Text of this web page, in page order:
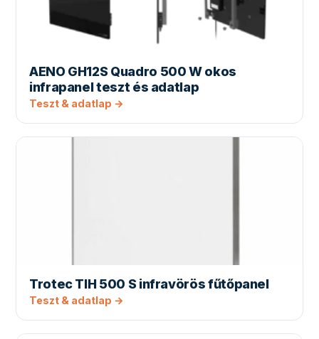
AENO GH12S Quadro 500 W okos
infrapanel teszt és adatlap
Teszt & adatlap →
Trotec TIH 500 S infravörös fűtőpanel
Teszt & adatlap →